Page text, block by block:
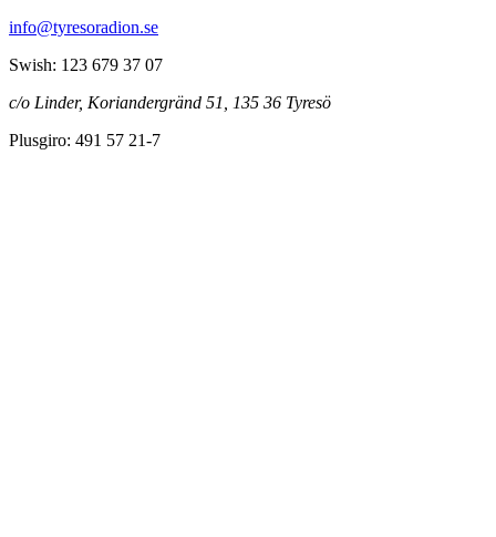
info@tyresoradion.se
Swish: 123 679 37 07
c/o Linder, Koriandergränd 51, 135 36 Tyresö
Plusgiro: 491 57 21-7